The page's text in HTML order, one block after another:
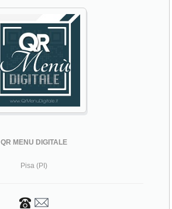
QR MENU DIGITALE
Pisa (PI)